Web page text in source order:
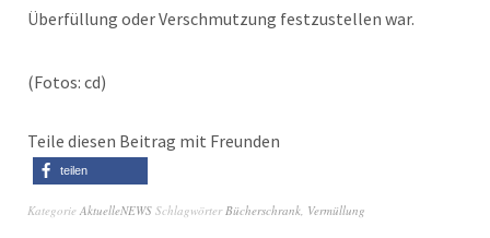
Überfüllung oder Verschmutzung festzustellen war.
(Fotos: cd)
Teile diesen Beitrag mit Freunden
teilen
Kategorie AktuelleNEWS Schlagwörter Bücherschrank Vermüllung